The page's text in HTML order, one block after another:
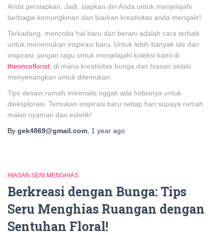
Anda persiapkan. Jadi, siapkan diri Anda untuk menjelajahi
berbagai kemungkinan dan biarkan kreativitas anda mengalir!
Terkadang, mencoba hal baru dan berani adalah cara terbaik
untuk menemukan inspirasi baru. Untuk lebih banyak ide dan
inspirasi, jangan ragu untuk menjelajahi koleksi kami di
theonceflorist , di mana kreativitas bunga dan hiasan selalu
menyenangkan untuk ditemukan.
Tips desain rumah minimalis nggak ada habisnya untuk
dieksplorasi. Temukan inspirasi baru setiap hari supaya rumah
makin nyaman dan estetik!
By gek4869@gmail.com 1 year ago
HIASAN SENI MENGHIAS
Berkreasi dengan Bunga: Tips
Seru Menghias Ruangan dengan
Sentuhan Floral!